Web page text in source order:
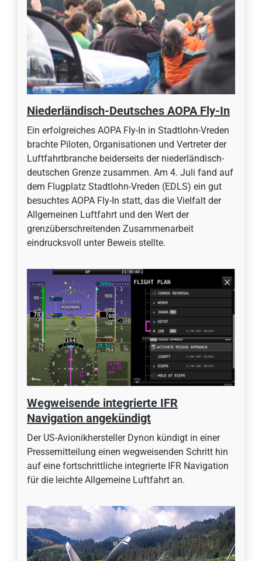
Niederländisch-Deutsches AOPA Fly-In
Ein erfolgreiches AOPA Fly-In in Stadtlohn-Vreden
brachte Piloten, Organisationen und Vertreter der
Luftfahrtbranche beiderseits der niederländisch-
deutschen Grenze zusammen. Am 4. Juli fand auf
dem Flugplatz Stadtlohn-Vreden (EDLS) ein gut
besuchtes AOPA Fly-In statt, das die Vielfalt der
Allgemeinen Luftfahrt und den Wert der
grenzüberschreitenden Zusammenarbeit
eindrucksvoll unter Beweis stellte.
Wegweisende integrierte IFR
Navigation angekündigt
Der US-Avionikhersteller Dynon kündigt in einer
Pressemitteilung einen wegweisenden Schritt hin
auf eine fortschrittliche integrierte IFR Navigation
für die leichte Allgemeine Luftfahrt an.